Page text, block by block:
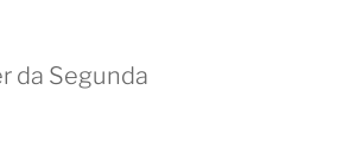
da Segunda